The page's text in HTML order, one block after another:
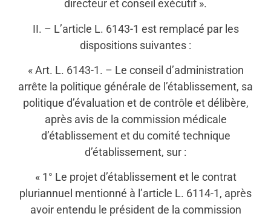
directeur et conseil exécutif ».
II. – L’article L. 6143-1 est remplacé par les
dispositions suivantes :
« Art. L. 6143-1. – Le conseil d’administration
arrête la politique générale de l’établissement, sa
politique d’évaluation et de contrôle et délibère,
après avis de la commission médicale
d’établissement et du comité technique
d’établissement, sur :
« 1° Le projet d’établissement et le contrat
pluriannuel mentionné à l’article L. 6114-1, après
avoir entendu le président de la commission